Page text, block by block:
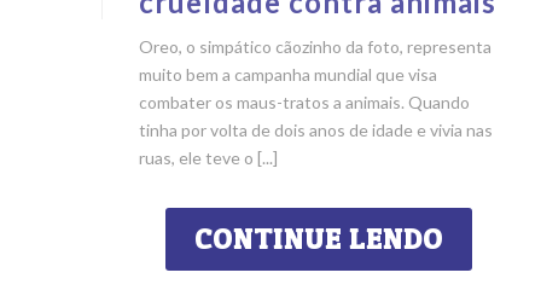
Oreo, o simpático cãozinho da foto, representa
muito bem a campanha mundial que visa
combater os maus-tratos a animais. Quando
tinha por volta de dois anos de idade e vivia nas
ruas, ele teve o [...]
CONTINUE LENDO